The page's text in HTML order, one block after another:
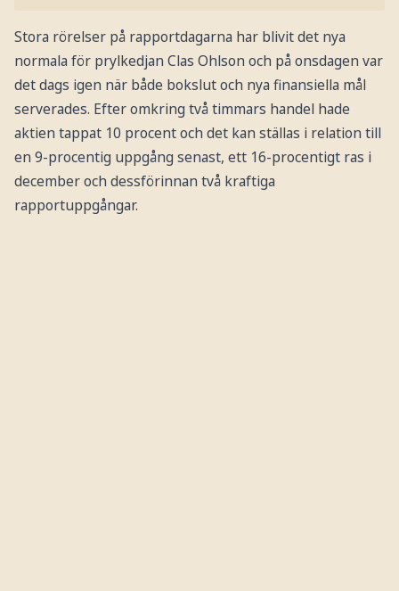
Stora rörelser på rapportdagarna har blivit det nya
normala för prylkedjan Clas Ohlson och på onsdagen var
det dags igen när både bokslut och nya finansiella mål
serverades. Efter omkring två timmars handel hade
aktien tappat 10 procent och det kan ställas i relation till
en 9-procentig uppgång senast, ett 16-procentigt ras i
december och dessförinnan två kraftiga
rapportuppgångar.